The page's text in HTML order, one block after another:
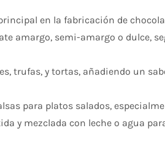
en la fabricación de
amargo, semi-amargo o dulce,
trufas, y tortas, añadiendo un
para platos salados,
y mezclada con leche o agua